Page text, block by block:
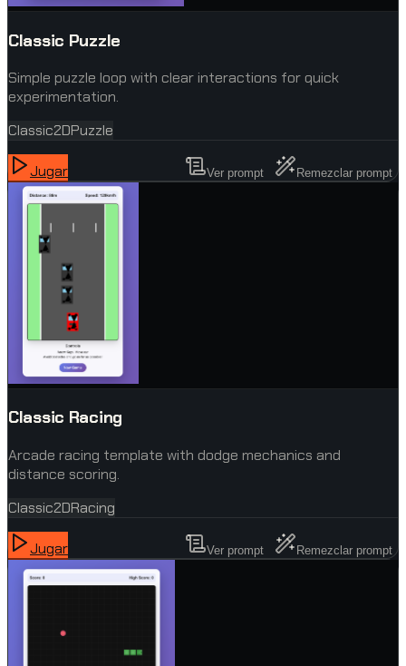
Classic Puzzle
Simple puzzle loop with clear interactions for quick
experimentation.
Classic2DPuzzle
Jugar Ver prompt Remezclar prompt
Classic Racing
Arcade racing template with dodge mechanics and
distance scoring.
Classic2DRacing
Jugar Ver prompt Remezclar prompt